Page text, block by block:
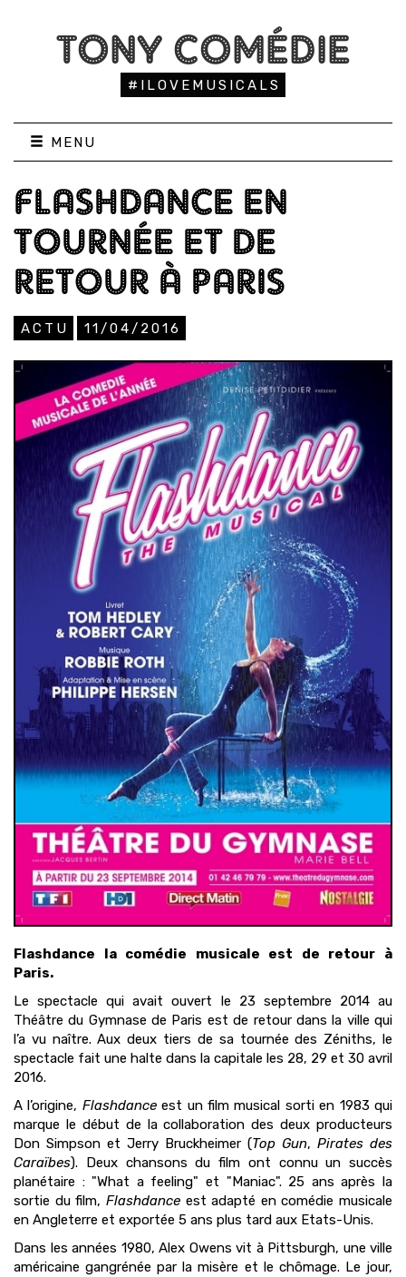
TONY COMÉDIE
#ILOVEMUSICALS
MENU
FLASHDANCE EN
TOURNÉE ET DE
RETOUR À PARIS
ACTU 11/04/2016
Flashdance la comédie musicale est de retour à
Paris.
Le spectacle qui avait ouvert le 23 septembre 2014 au
Théâtre du Gymnase de Paris est de retour dans la ville qui
l’a vu naître. Aux deux tiers de sa tournée des Zéniths, le
spectacle fait une halte dans la capitale les 28, 29 et 30 avril
2016.
A l’origine, Flashdanceest un film musical sorti en 1983 qui
marque le début de la collaboration des deux producteurs
Don Simpson et Jerry Bruckheimer (Top Gun, Pirates des
Caraïbes). Deux chansons du film ont connu un succès
planétaire : "What a feeling" et "Maniac". 25 ans après la
sortie du film, Flashdanceest adapté en comédie musicale
en Angleterre et exportée 5 ans plus tard aux Etats-Unis.
Dans les années 1980, Alex Owens vit à Pittsburgh, une ville
américaine gangrénée par la misère et le chômage. Le jour,